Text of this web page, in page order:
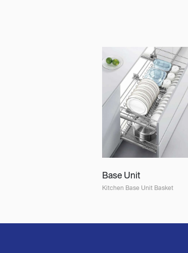
Base Unit
Kitchen Base Unit Basket